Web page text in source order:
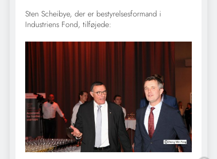
Sten Scheibye, der er bestyrelsesformand i
Industriens Fond, tilføjede: